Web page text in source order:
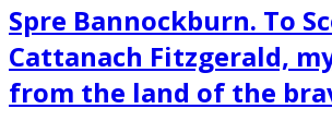
Spre Bannockburn. To
Cattanach Fitzgerald,
from the land of the